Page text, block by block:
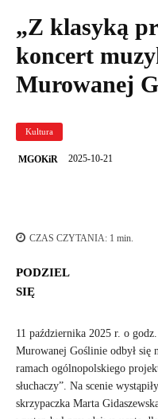
„Z klasyką
koncert
Murowanej
Kultura
MGOKiR 2025-10-21
CZAS CZYTANIA: 1 min.
PODZIEL
SIĘ
11 października 2025 r. o
Murowanej Goślinie odbył się
ramach ogólnopolskiego
słuchaczy”. Na scenie
skrzypaczka Marta